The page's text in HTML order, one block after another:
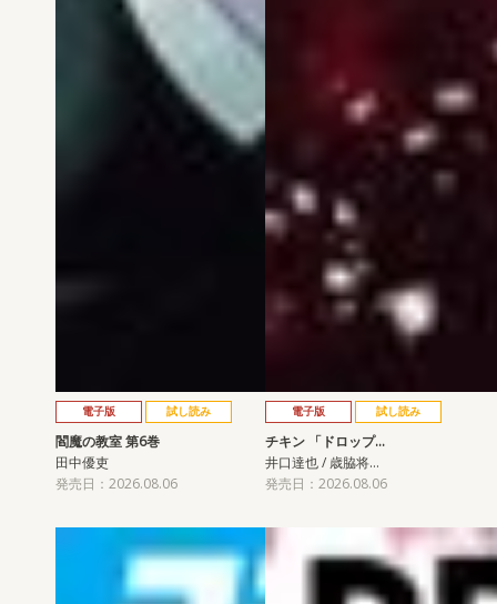
電子版 試し読み
閻魔の教室 第6巻
田中優吏
発売日：2026.08.06
電子版 試し読み
チキン 「ドロップ…
井口達也 / 歳脇将…
発売日：2026.08.06